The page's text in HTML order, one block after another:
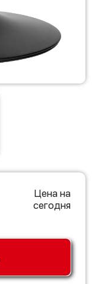
Цена на
сегодня